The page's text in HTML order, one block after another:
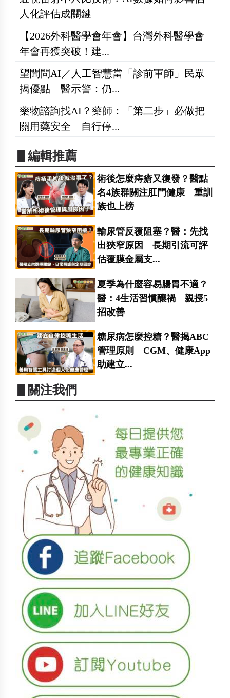
人化評估成關鍵
【2026外科醫學會年會】台灣外科醫學會
年會再獲突破！建...
望聞問AI／人工智慧當「診前軍師」民眾
揭優點 醫示警：仍...
藥物諮詢找AI？藥師：「第二步」必做把
關用藥安全 自行停...
▋編輯推薦
術後怎麼痔瘡又復發？醫點
名4族群關注肛門健康 重訓
族也上榜
輸尿管反覆阻塞？醫：先找
出狹窄原因 長期引流可評
估覆膜金屬支...
夏季為什麼容易腸胃不適？
醫：4生活習慣釀禍 親授5
招改善
糖尿病怎麼控糖？醫揭ABC
管理原則 CGM、健康App
助建立...
▋關注我們